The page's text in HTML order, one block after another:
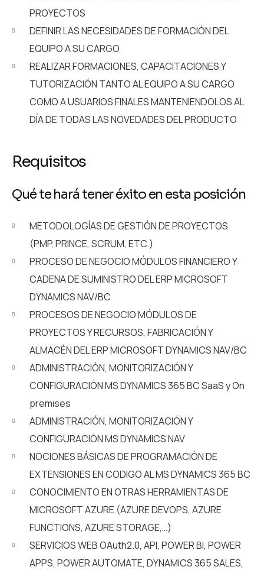
PROYECTOS
DEFINIR LAS NECESIDADES DE FORMACIÓN DEL
EQUIPO A SU CARGO
REALIZAR FORMACIONES, CAPACITACIONES Y
TUTORIZACIÓN TANTO AL EQUIPO A SU CARGO
COMO A USUARIOS FINALES MANTENIENDOLOS AL
DÍA DE TODAS LAS NOVEDADES DEL PRODUCTO
Requisitos
Qué te hará tener éxito en esta posición
METODOLOGÍAS DE GESTIÓN DE PROYECTOS
(PMP, PRINCE, SCRUM, ETC.)
PROCESO DE NEGOCIO MÓDULOS FINANCIERO Y
CADENA DE SUMINISTRO DEL ERP MICROSOFT
DYNAMICS NAV/BC
PROCESOS DE NEGOCIO MÓDULOS DE
PROYECTOS Y RECURSOS, FABRICACIÓN Y
ALMACÉN DEL ERP MICROSOFT DYNAMICS NAV/BC
ADMINISTRACIÓN, MONITORIZACIÓN Y
CONFIGURACIÓN MS DYNAMICS 365 BC SaaS y On
premises
ADMINISTRACIÓN, MONITORIZACIÓN Y
CONFIGURACIÓN MS DYNAMICS NAV
NOCIONES BÁSICAS DE PROGRAMACIÓN DE
EXTENSIONES EN CODIGO AL MS DYNAMICS 365 BC
CONOCIMIENTO EN OTRAS HERRAMIENTAS DE
MICROSOFT AZURE (AZURE DEVOPS, AZURE
FUNCTIONS, AZURE STORAGE,…)
SERVICIOS WEB OAuth2.0, API, POWER BI, POWER
APPS, POWER AUTOMATE, DYNAMICS 365 SALES,